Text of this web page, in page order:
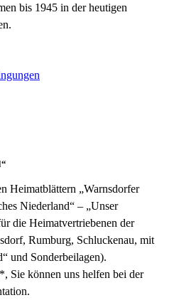
bis 1945 in der heutigen
Heimatblättern „Warnsdorfer
Niederland“ – „Unser
die Heimatvertriebenen der
Rumburg, Schluckenau, mit
und Sonderbeilagen).
Sie können uns helfen bei der